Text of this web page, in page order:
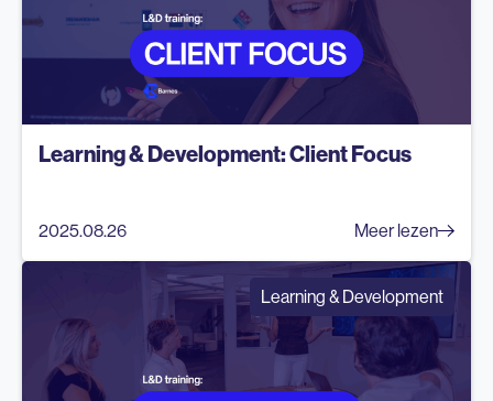
Learning & Development: Client Focus
2025.08.26 Meer lezen
Learning & Development